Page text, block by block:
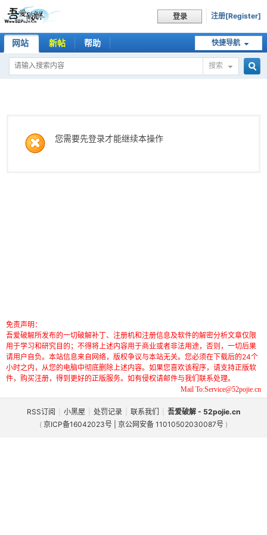
登录 注册[Register]
快捷导航
网站 新帖 帮助
搜索
您需要先登录才能继续本操作
免责声明：
吾爱破解所发布的一切破解补丁、注册机和注册信息及软件的解密分析文章仅限
用于学习和研究目的；不得将上述内容用于商业或者非法用途，否则，一切后果
请用户自负。本站信息来自网络，版权争议与本站无关。您必须在下载后的24个
小时之内，从您的电脑中彻底删除上述内容。如果您喜欢该程序，请支持正版软
件，购买注册，得到更好的正版服务。如有侵权请邮件与我们联系处理。
Mail To:Service@52pojie.cn
RSS订阅 小黑屋 处罚记录 联系我们
吾爱破解 - 52pojie.cn
( 京ICP备16042023号 | 京公网安备 11010502030087号 )